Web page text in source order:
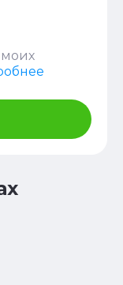
моих